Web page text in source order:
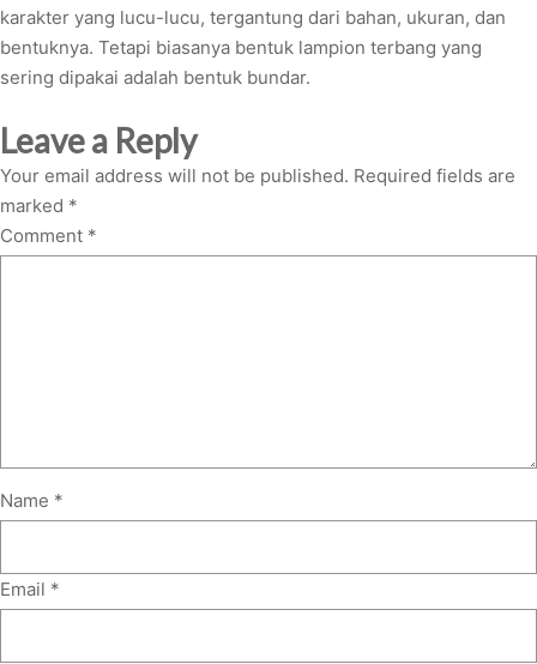
karakter yang lucu-lucu, tergantung dari bahan, ukuran, dan
bentuknya. Tetapi biasanya bentuk lampion terbang yang
sering dipakai adalah bentuk bundar.
Leave a Reply
Your email address will not be published. Required fields are
marked *
Comment *
Name *
Email *